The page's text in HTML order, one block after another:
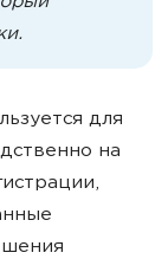
для
на